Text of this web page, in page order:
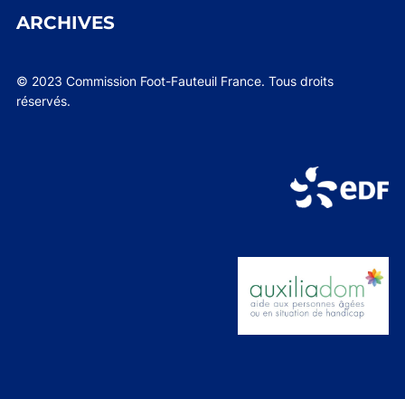
ARCHIVES
© 2023 Commission Foot-Fauteuil France. Tous droits
réservés.